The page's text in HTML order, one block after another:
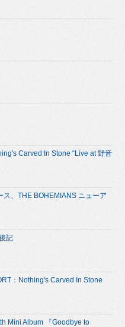
Carved In Stone “Live at 野音
、THE BOHEMIANS ニューア
記
：Nothing's Carved In Stone
Mini Album 『Goodbye to